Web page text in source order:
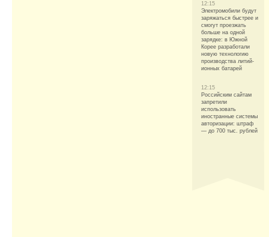
12:15
Электромобили будут
заряжаться быстрее и
смогут проезжать
больше на одной
зарядке: в Южной
Корее разработали
новую технологию
производства литий-
ионных батарей
12:15
Российским сайтам
запретили
использовать
иностранные системы
авторизации: штраф
— до 700 тыс. рублей